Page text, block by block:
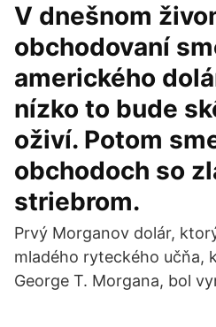
V dnešnom
obchodovaní
amerického
nízko to bude
oživí. Potom
obchodoch so
striebrom.
Prvý Morganov dolár,
mladého ryteckého učňa,
George T. Morgana, bol